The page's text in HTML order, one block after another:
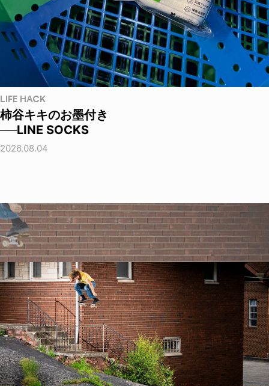
LIFE HACK
柿谷キキのお墨付き
──LINE SOCKS
2026.08.04